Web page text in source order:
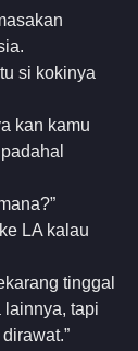
si kokinya
kan kamu
LA kalau
tinggal
lainnya, tapi